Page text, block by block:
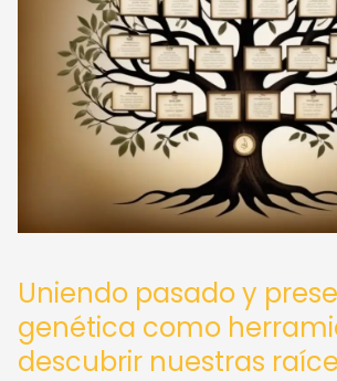
Uniendo pasado y
genética como
descubrir nuestras